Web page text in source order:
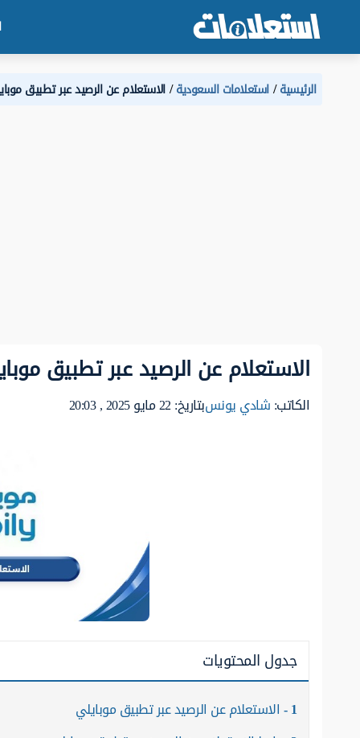
الرئيسية استعلامات السعودية الاستعلام عن الرصيد عبر تطبيق
الاستعلام عن الرصيد عبر تطبيق
الكاتب:شادي يونسبتاريخ: 22 مايو 2025 , 20:03
جدول المحتويات
1 الاستعلام عن الرصيد عبر تطبيق موبايلي